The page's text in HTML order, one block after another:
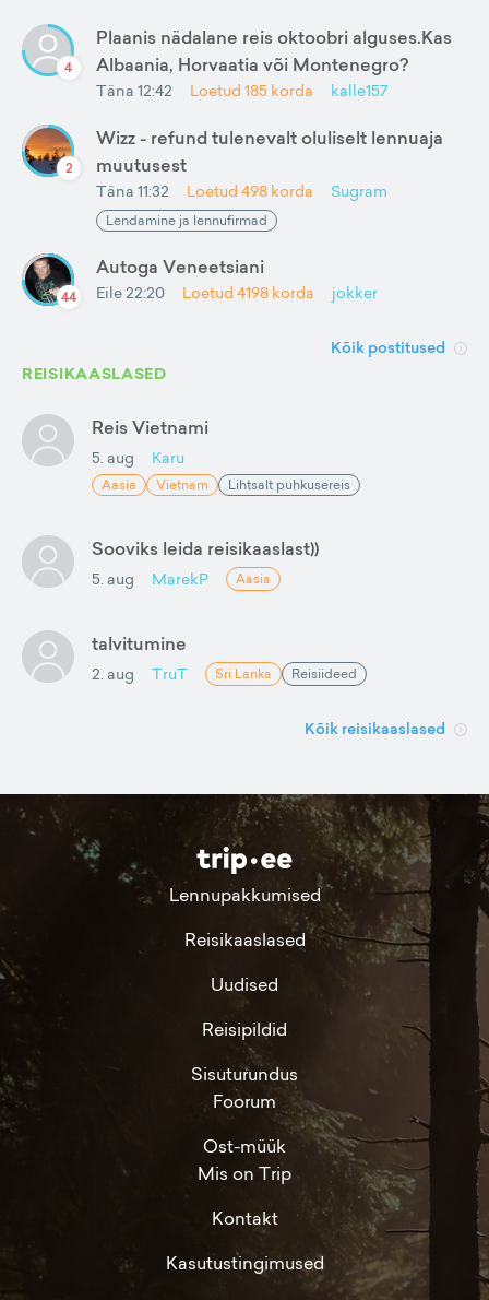
4
Plaanis nädalane reis oktoobri alguses.Kas
Albaania, Horvaatia või Montenegro?
Täna 12:42 Loetud 185 korda kalle157
2
Wizz - refund tulenevalt oluliselt lennuaja
muutusest
Täna 11:32 Loetud 498 korda Sugram
Lendamine ja lennufirmad
44
Autoga Veneetsiani
Eile 22:20 Loetud 4198 korda jokker
Kõik postitused
REISIKAASLASED
Reis Vietnami
5. aug Karu
Aasia Vietnam Lihtsalt puhkusereis
Sooviks leida reisikaaslast))
5. aug MarekP Aasia
talvitumine
2. aug TruT Sri Lanka Reisiideed
Kõik reisikaaslased
Lennupakkumised
Reisikaaslased
Uudised
Reisipildid
Sisuturundus
Foorum
Ost-müük
Mis on Trip
Kontakt
Kasutustingimused